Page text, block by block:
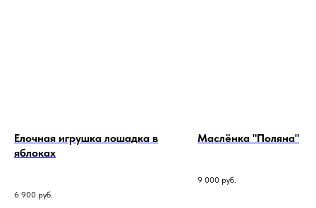
Елочная игрушка лошадка в
яблоках
6 900 руб.
Маслёнка "Поляна"
9 000 руб.